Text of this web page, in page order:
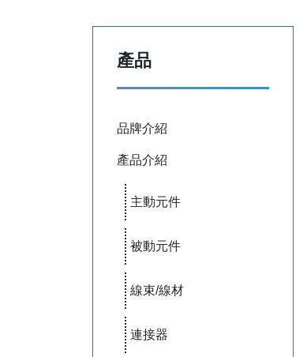
產品
品牌介紹
產品介紹
主動元件
被動元件
線束/線材
連接器